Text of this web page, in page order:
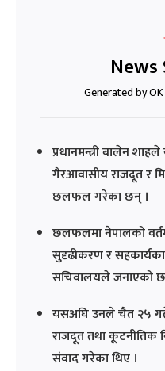
Generated by
प्रधानमन्त्री बालेन
गैरआवासीय राजदूत र
छलफल गरेका छन् ।
छलफलमा नेपालको
सुदृढीकरण र
सचिवालयले जनाएको
यसअघि उनले चैत २५
राजदूत तथा कूटनीतिक
संवाद गरेका थिए ।